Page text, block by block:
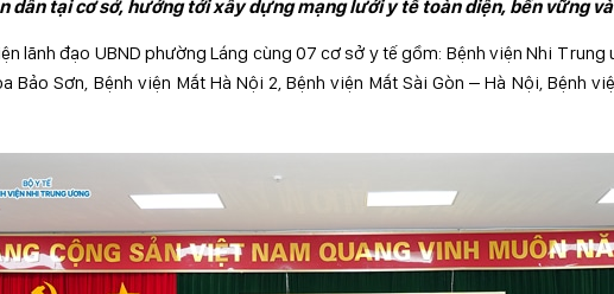
dân tại cơ sở, hướng tới xây dựng mạng lưới y tế toàn diện, bền vững
lãnh đạo UBND phường Láng cùng 07 cơ sở y tế gồm: Bệnh viện Nhi Trung
Bảo Sơn, Bệnh viện Mắt Hà Nội 2, Bệnh viện Mắt Sài Gòn – Hà Nội, Bệnh